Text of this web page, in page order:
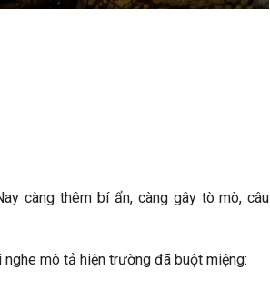
càng thêm bí ẩn, càng gây tò mò, câu
mô tả hiện trường đã buột miệng: